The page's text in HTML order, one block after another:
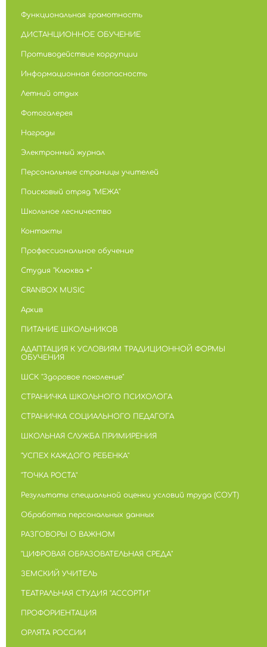
Функциональная грамотность
ДИСТАНЦИОННОЕ ОБУЧЕНИЕ
Противодействие коррупции
Информационная безопасность
Летний отдых
Фотогалерея
Награды
Электронный журнал
Персональные страницы учителей
Поисковый отряд "МЕЖА"
Школьное лесничество
Контакты
Профессиональное обучение
Студия "Клюква +"
CRANBOX MUSIC
Архив
ПИТАНИЕ ШКОЛЬНИКОВ
АДАПТАЦИЯ К УСЛОВИЯМ ТРАДИЦИОННОЙ ФОРМЫ
ОБУЧЕНИЯ
ШСК "Здоровое поколение"
СТРАНИЧКА ШКОЛЬНОГО ПСИХОЛОГА
СТРАНИЧКА СОЦИАЛЬНОГО ПЕДАГОГА
ШКОЛЬНАЯ СЛУЖБА ПРИМИРЕНИЯ
"УСПЕХ КАЖДОГО РЕБЕНКА"
"ТОЧКА РОСТА"
Результаты специальной оценки условий труда (СОУТ)
Обработка персональных данных
РАЗГОВОРЫ О ВАЖНОМ
"ЦИФРОВАЯ ОБРАЗОВАТЕЛЬНАЯ СРЕДА"
ЗЕМСКИЙ УЧИТЕЛЬ
ТЕАТРАЛЬНАЯ СТУДИЯ "АССОРТИ"
ПРОФОРИЕНТАЦИЯ
ОРЛЯТА РОССИИ